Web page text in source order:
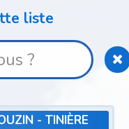
liste
- TINIÈRE